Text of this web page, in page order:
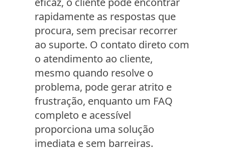
rapidamente as respostas que
procura, sem precisar recorrer
ao suporte. O contato direto com
o atendimento ao cliente,
mesmo quando resolve o
problema, pode gerar atrito e
frustração, enquanto um FAQ
completo e acessível
proporciona uma solução
imediata e sem barreiras.